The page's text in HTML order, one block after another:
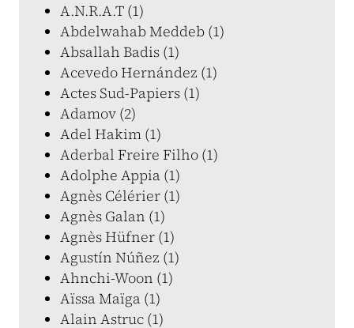
A.N.R.A.T (1)
Abdelwahab Meddeb (1)
Absallah Badis (1)
Acevedo Hernández (1)
Actes Sud-Papiers (1)
Adamov (2)
Adel Hakim (1)
Aderbal Freire Filho (1)
Adolphe Appia (1)
Agnès Célérier (1)
Agnès Galan (1)
Agnès Hüfner (1)
Agustín Núñez (1)
Ahnchi-Woon (1)
Aïssa Maïga (1)
Alain Astruc (1)